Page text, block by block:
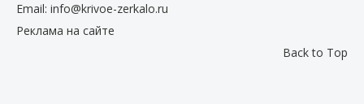
Email: info@krivoe-zerkalo.ru
Реклама на сайте
Back to Top